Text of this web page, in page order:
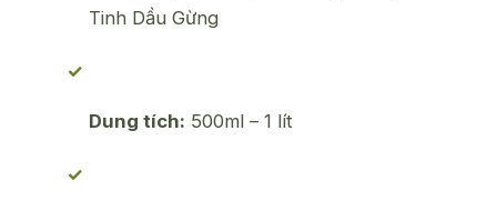
Tinh Dầu Gừng
Dung tích: 500ml – 1 lít